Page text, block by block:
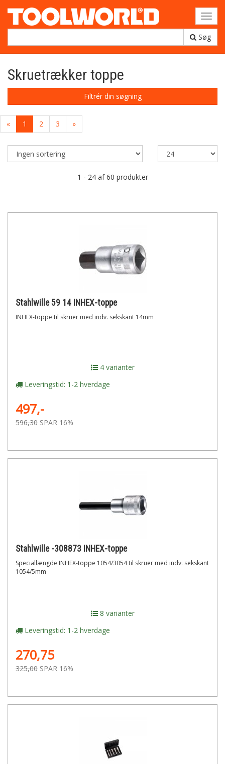
Søg
Skruetrækker toppe
Filtrér din søgning
« 1 2 3 »
1 - 24 af 60 produkter
Stahlwille 59 14 INHEX-toppe
INHEX-toppe til skruer med indv. sekskant 14mm
4 varianter
Leveringstid: 1-2 hverdage
497,-
596,30 SPAR 16%
Stahlwille -308873 INHEX-toppe
Speciallængde INHEX-toppe 1054/3054 til skruer med indv. sekskant
1054/5mm
8 varianter
Leveringstid: 1-2 hverdage
270,75
325,00 SPAR 16%